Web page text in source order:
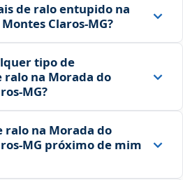
de ralo entupido na
Claros‑MG?
tipo de
na Morada do
ralo na Morada do
próximo de mim